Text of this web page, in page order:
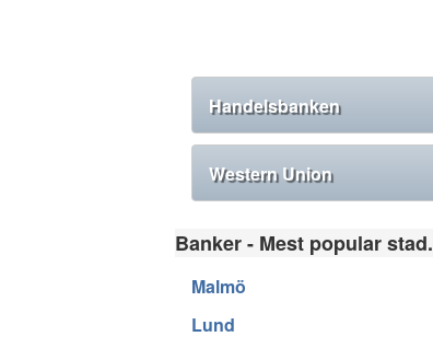
Handelsbanken
Western Union
Banker - Mest popular
Malmö
Lund